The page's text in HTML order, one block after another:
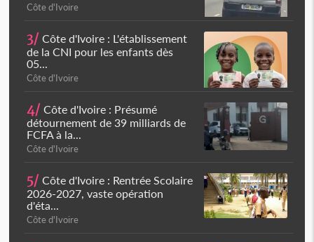
Côte d'Ivoire
3/ Côte d'Ivoire : L'établissement
de la CNI pour les enfants dès
05...
Côte d'Ivoire
4/ Côte d'Ivoire : Présumé
détournement de 39 milliards de
FCFA à la...
Côte d'Ivoire
5/ Côte d'Ivoire : Rentrée Scolaire
2026-2027, vaste opération
d'éta...
Côte d'Ivoire